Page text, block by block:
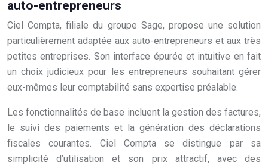
auto-entrepreneurs
Ciel Compta, filiale du groupe Sage, propose une solution
particulièrement adaptée aux auto-entrepreneurs et aux très
petites entreprises. Son interface épurée et intuitive en fait
un choix judicieux pour les entrepreneurs souhaitant gérer
eux-mêmes leur comptabilité sans expertise préalable.
Les fonctionnalités de base incluent la gestion des factures,
le suivi des paiements et la génération des déclarations
fiscales courantes. Ciel Compta se distingue par sa
simplicité d’utilisation et son prix attractif, avec des